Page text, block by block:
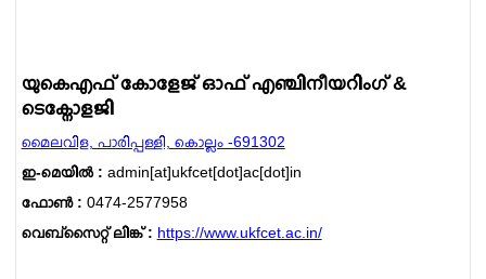
യുകെഎഫ് കോളേജ് ഓഫ് എഞ്ചിനീയറിംഗ് &
ടെക്നോളജി
മൈലവിള, പാരിപ്പള്ളി, കൊല്ലം -691302
ഇ-മെയില്‍ : admin[at]ukfcet[dot]ac[dot]in
ഫോണ്‍ : 0474-2577958
വെബ്സൈറ്റ് ലിങ്ക് : https://www.ukfcet.ac.in/